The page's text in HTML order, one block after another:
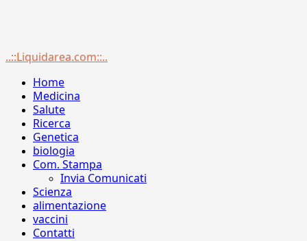
Menu
..::Liquidarea.com::..
Home
Medicina
Salute
Ricerca
Genetica
biologia
Com. Stampa
Invia Comunicati
Scienza
alimentazione
vaccini
Contatti